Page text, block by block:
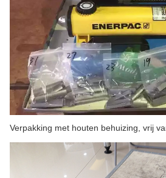
Verpakking met houten behuizing, vrij